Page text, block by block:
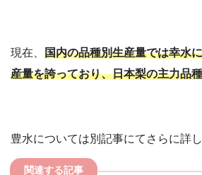
現在、 国内の品種別生産量では幸水
産量を誇っており、日本梨の主力品種
豊水については別記事にてさらに詳